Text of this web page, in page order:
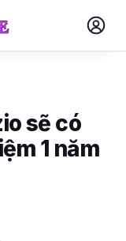
sẽ có
1 năm